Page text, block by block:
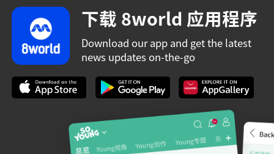
下载 8world 应用程序
Download our app and get the latest
news updates on-the-go